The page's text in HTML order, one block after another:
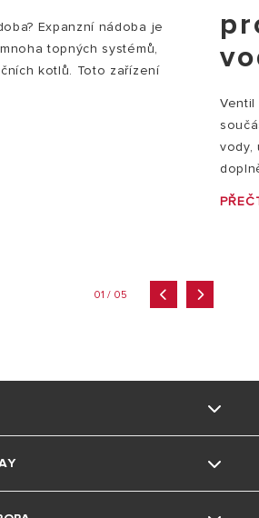
Expanzní nádoba je
topných systémů,
kotlů. Toto zařízení
vody,
01 / 05